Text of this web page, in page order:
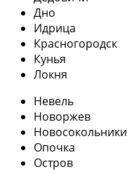
Дно
Идрица
Красногородск
Кунья
Локня
Невель
Новоржев
Новосокольники
Опочка
Остров